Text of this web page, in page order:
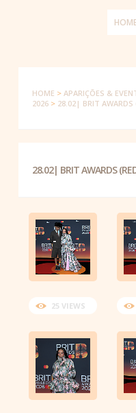
HOME > APARIÇÕES &
2026 > 28.02| BRIT AWARDS
28.02| BRIT AWARDS
25 VIEWS